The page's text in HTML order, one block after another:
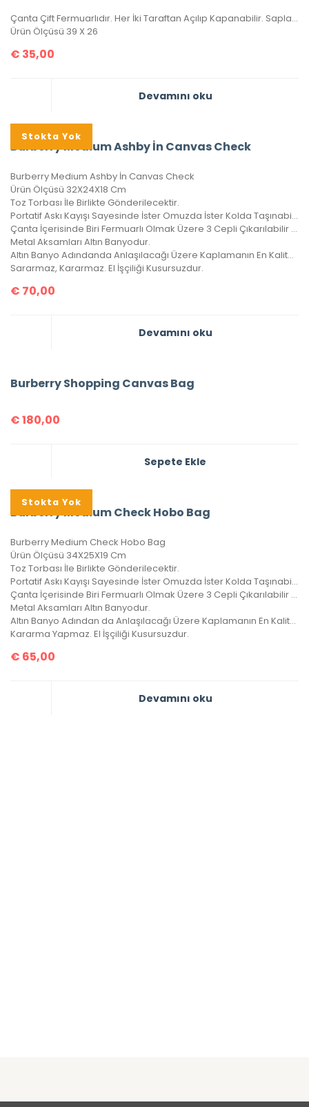
Çanta Çift Fermuarlıdır. Her İki Taraftan Açılıp Kapanabilir. Sapları Orijinal Sap Modelidir Ve Sayaç Saptır. Bu Sap Modeli Sadece Elde Dikilebilir. Sadece Deri Ürünlerde Kullanılan Sap Modelidir. Çantada Deri İşçiliği Uygulanmıştır. Metal Aksamları Altın Banyodur. Altın Banyo Adından da Anlaşılacağı Üzere Kaplamanın En Kaliteli Olanıdır. Ömürlüktür, Sararma Ve Kararma Yapmaz. Yeni Sezon Olan Bu Ürün, A+ Kalitedir. El İşçiliği Kusursuzdur.
Ürün Ölçüsü 39 X 26
€ 35,00
Devamını oku
Stokta Yok
Burberry Medium Ashby İn Canvas Check
Burberry Medium Ashby İn Canvas Check
Ürün Ölçüsü 32X24X18 Cm
Toz Torbası İle Birlikte Gönderilecektir.
Portatif Askı Kayışı Sayesinde İster Omuzda İster Kolda Taşınabilir.
Çanta İçerisinde Biri Fermuarlı Olmak Üzere 3 Cepli Çıkarılabilir Cüzdan Vardır.
Metal Aksamları Altın Banyodur.
Altın Banyo Adındanda Anlaşılacağı Üzere Kaplamanın En Kaliteli Olanıdır.
Sararmaz, Kararmaz. El İşçiliği Kusursuzdur.
€ 70,00
Devamını oku
Burberry Shopping Canvas Bag
€180,00
Sepete Ekle
Stokta Yok
Burberry Medium Check Hobo Bag
Burberry Medium Check Hobo Bag
Ürün Ölçüsü 34X25X19 Cm
Toz Torbası İle Birlikte Gönderilecektir.
Portatif Askı Kayışı Sayesinde İster Omuzda İster Kolda Taşınabilir.
Çanta İçerisinde Biri Fermuarlı Olmak Üzere 3 Cepli Çıkarılabilir Cüzdanı Vardır.
Metal Aksamları Altın Banyodur.
Altın Banyo Adından da Anlaşılacağı Üzere Kaplamanın En Kaliteli Olanıdır.
Kararma Yapmaz. El İşçiliği Kusursuzdur.
€ 65,00
Devamını oku